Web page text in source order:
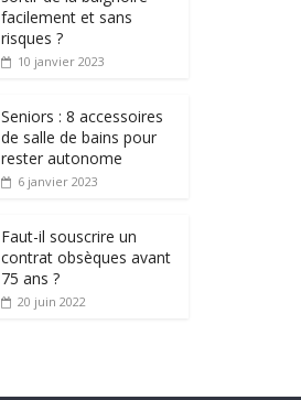
facilement et sans
risques ?
10 janvier 2023
Seniors : 8 accessoires
de salle de bains pour
rester autonome
6 janvier 2023
Faut-il souscrire un
contrat obsèques avant
75 ans ?
20 juin 2022